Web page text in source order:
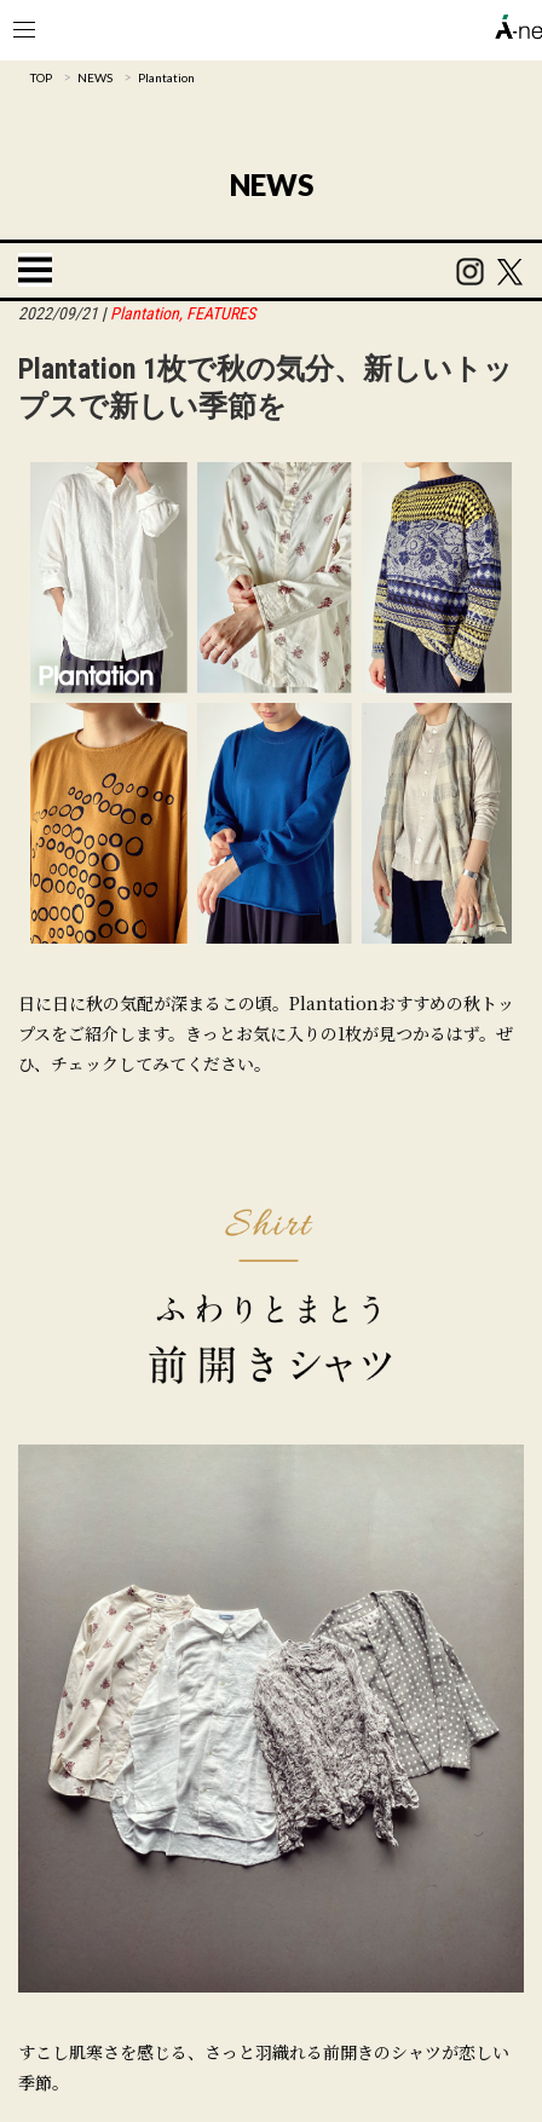
TOP > NEWS > Plantation
NEWS
2022/09/21 |Plantation, FEATURES
Plantation 1枚で秋の気分、新しいトッ
プスで新しい季節を
日に日に秋の気配が深まるこの頃。Plantationおすすめの秋トッ
プスをご紹介します。きっとお気に入りの1枚が見つかるはず。ぜ
ひ、チェックしてみてください。
すこし肌寒さを感じる、さっと羽織れる前開きのシャツが恋しい
季節。